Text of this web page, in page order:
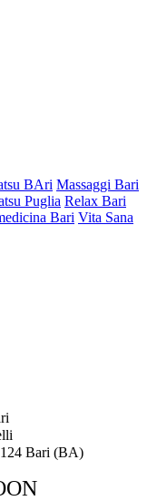
BAri Massaggi Bari
Puglia Relax Bari
Bari Vita Sana
Bari (BA)